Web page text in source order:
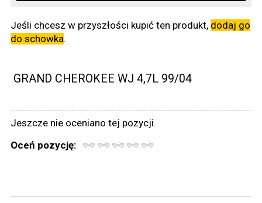
Jeśli chcesz w przyszłości kupić ten produkt, dodaj go
do schowka.
GRAND CHEROKEE WJ 4,7L 99/04
Jeszcze nie oceniano tej pozycji.
Oceń pozycję: